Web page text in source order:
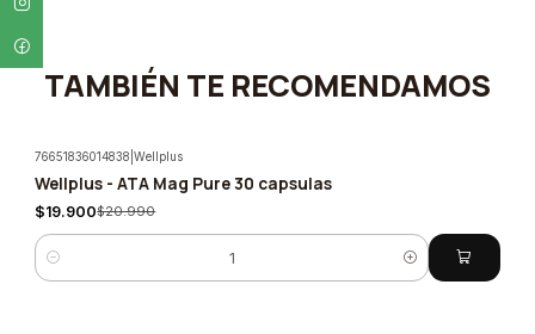
TAMBIÉN TE RECOMENDAMOS
-5%
76651836014838 |Wellplus
Wellplus - ATA Mag Pure 30 capsulas
$19.900$20.990
Cantidad